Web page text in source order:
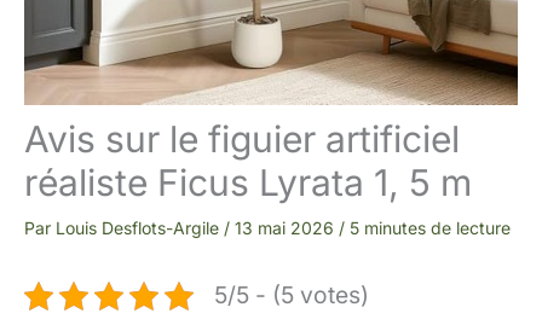
Avis sur le figuier artificiel
réaliste Ficus Lyrata 1, 5 m
Par Louis Desflots-Argile / 13 mai 2026 / 5 minutes de lecture
5/5 - (5 votes)